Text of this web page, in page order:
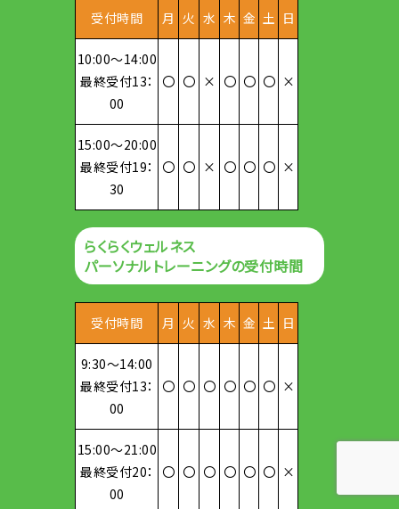
受付時間 月 火 水 木 金 土 日
10:00～14:00
最終受付13：
00
〇 〇 × 〇 〇 〇 ×
15:00～20:00
最終受付19：
30
〇 〇 × 〇 〇 〇 ×
らくらくウェルネス
パーソナルトレーニングの受付時間
受付時間 月 火 水 木 金 土 日
9:30～14:00
最終受付13：
00
〇 〇 〇 〇 〇 〇 ×
15:00～21:00
最終受付20：
00
〇 〇 〇 〇 〇 〇 ×